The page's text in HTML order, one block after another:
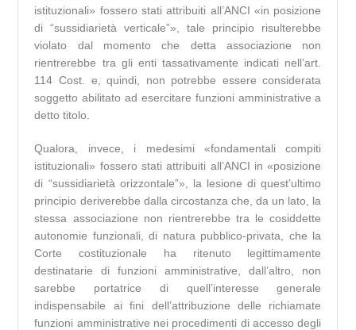
istituzionali» fossero stati attribuiti all’ANCI «in posizione
di “sussidiarietà verticale”», tale principio risulterebbe
violato dal momento che detta associazione non
rientrerebbe tra gli enti tassativamente indicati nell’art.
114 Cost. e, quindi, non potrebbe essere considerata
soggetto abilitato ad esercitare funzioni amministrative a
detto titolo.
Qualora, invece, i medesimi «fondamentali compiti
istituzionali» fossero stati attribuiti all’ANCI in «posizione
di “sussidiarietà orizzontale”», la lesione di quest’ultimo
principio deriverebbe dalla circostanza che, da un lato, la
stessa associazione non rientrerebbe tra le cosiddette
autonomie funzionali, di natura pubblico-privata, che la
Corte costituzionale ha ritenuto legittimamente
destinatarie di funzioni amministrative, dall’altro, non
sarebbe portatrice di quell’interesse generale
indispensabile ai fini dell’attribuzione delle richiamate
funzioni amministrative nei procedimenti di accesso degli